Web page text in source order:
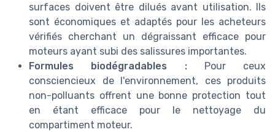
surfaces doivent être dilués avant utilisation. Ils
sont économiques et adaptés pour les acheteurs
vérifiés cherchant un dégraissant efficace pour
moteurs ayant subi des salissures importantes.
Formules biodégradables :Pour ceux
consciencieux de l'environnement, ces produits
non-polluants offrent une bonne protection tout
en étant efficace pour le nettoyage du
compartiment moteur.